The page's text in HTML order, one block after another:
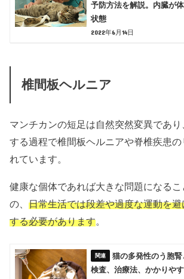
予防方法を解説。内臓が
状態
2022年6月14日
椎間板ヘルニア
マンチカンの短足は自然突然変異であ
する過程で椎間板ヘルニアや脊椎疾患の
れています。
健康な個体であれば大きな問題になる
の、日常生活では段差や過度な運動を
する必要があります。
猫の多発性のう胞腎
検査、治療法、かかりや